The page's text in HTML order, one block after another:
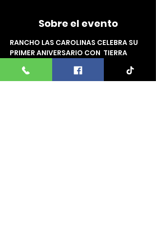
Sobre el evento
RANCHO LAS CAROLINAS CELEBRA SU
PRIMER ANIVERSARIO CON  TIERRA
GUITARRA, EDICION SIERREÑA Y LOS
DEL PUEBLO ADEMAS ESTEF AND